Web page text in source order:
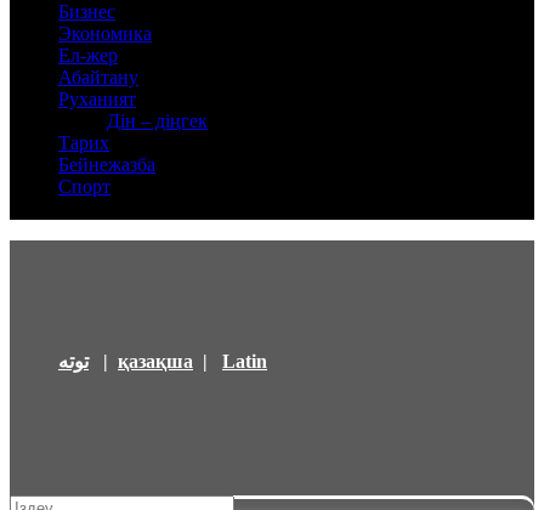
Бизнес
Экономика
Ел-жер
Абайтану
Руханият
Дін – діңгек
Тарих
Бейнежазба
Спорт
توتە| қазақша | Latin